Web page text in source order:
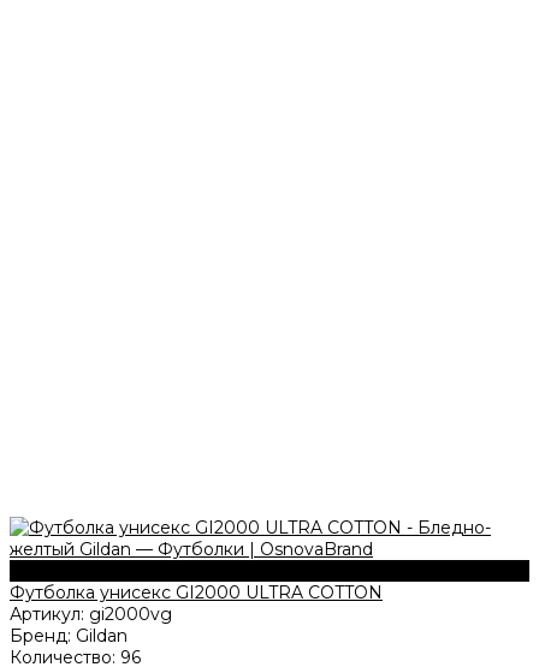
Футболка унисекс GI2000 ULTRA COTTON
Артикул: gi2000vg
Бренд: Gildan
Количество: 96